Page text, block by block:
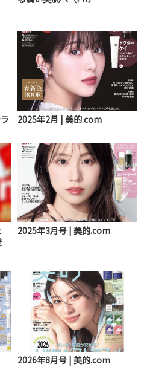
2025年2月 | 美的.com
2025年3月号 | 美的.com
2026年8月号 | 美的.com